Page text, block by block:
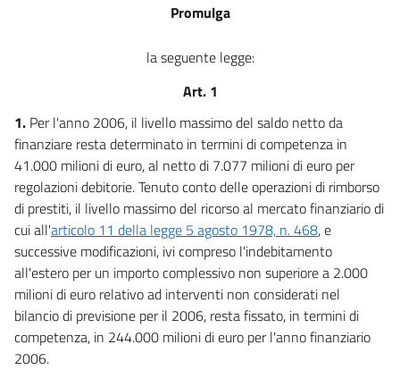
Promulga
la seguente legge:
Art. 1
1. Per l'anno 2006, il livello massimo del saldo netto da
finanziare resta determinato in termini di competenza in
41.000 milioni di euro, al netto di 7.077 milioni di euro per
regolazioni debitorie. Tenuto conto delle operazioni di rimborso
di prestiti, il livello massimo del ricorso al mercato finanziario di
cui all'articolo 11 della legge 5 agosto 1978, n. 468, e
successive modificazioni, ivi compreso l'indebitamento
all'estero per un importo complessivo non superiore a 2.000
milioni di euro relativo ad interventi non considerati nel
bilancio di previsione per il 2006, resta fissato, in termini di
competenza, in 244.000 milioni di euro per l'anno finanziario
2006.